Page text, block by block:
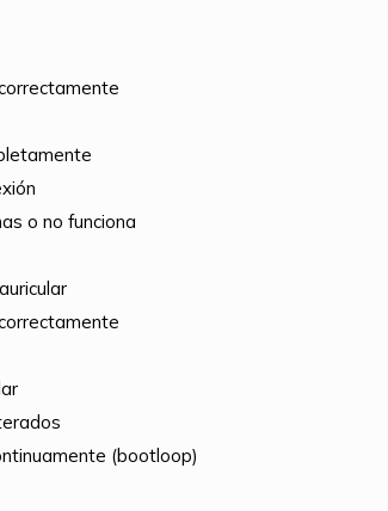
o no funciona
(bootloop)